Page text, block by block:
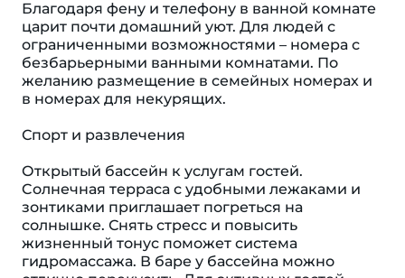
Благодаря фену и телефону в ванной комнате
царит почти домашний уют. Для людей с
ограниченными возможностями – номера с
безбарьерными ванными комнатами. По
желанию размещение в семейных номерах и
в номерах для некурящих.
Спорт и развлечения
Открытый бассейн к услугам гостей.
Cолнечная терраса с удобными лежаками и
зонтиками приглашает погреться на
солнышке. Снять стресс и повысить
жизненный тонус поможет система
гидромассажа. В баре у бассейна можно